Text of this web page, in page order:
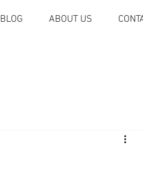
BLOG ABOUT US